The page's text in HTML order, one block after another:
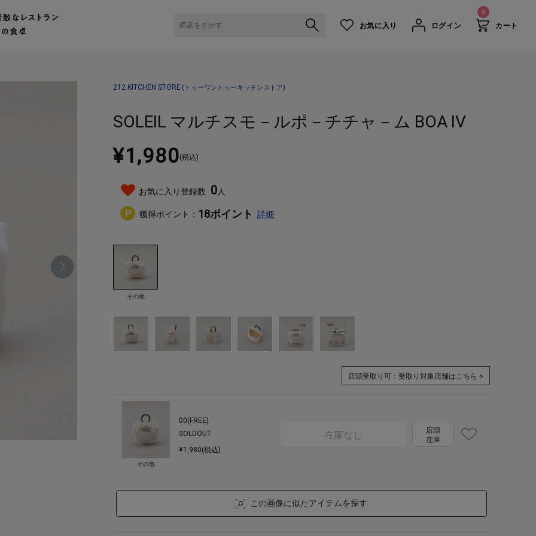
お気に入り ログイン
0
カート
ア）キッチン雑貨の通販 ポーチ SOLEIL マルチスモ－ルポ－チチャ－ム BOA IV
212 KITCHEN STORE(トゥーワントゥーキッチンストア)
SOLEIL マルチスモ－ルポ－チチャ－ム BOA IV
¥1,980(税込)
お気に入り登録数 0人
獲得ポイント： 18ポイント 詳細
その他
店頭受取り可： 受取り対象店舗はこちら >
その他
00(FREE)
SOLDOUT
¥1,980(税込)
在庫なし
店頭
在庫
この画像に似たアイテムを探す